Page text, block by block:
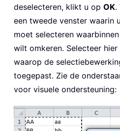
deselecteren, klikt u op OK.
een tweede venster waarin
moet selecteren
wilt omkeren. Selecteer
waarop de
toegepast. Zie de
voor visuele ondersteuning: